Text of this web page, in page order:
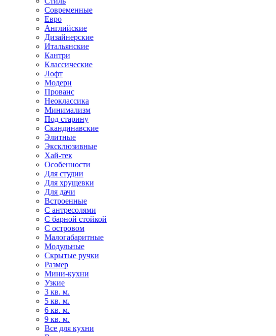
Современные
Евро
Английские
Дизайнерские
Итальянские
Кантри
Классические
Лофт
Модерн
Прованс
Неоклассика
Минимализм
Под старину
Скандинавские
Элитные
Эксклюзивные
Хай-тек
Особенности
Для студии
Для хрущевки
Для дачи
Встроенные
С антресолями
С барной стойкой
С островом
Малогабаритные
Модульные
Скрытые ручки
Размер
Мини-кухни
Узкие
3 кв. м.
5 кв. м.
6 кв. м.
9 кв. м.
Все для кухни